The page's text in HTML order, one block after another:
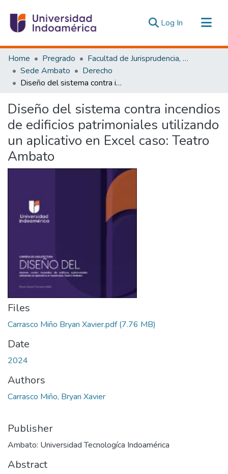
Log In (current)
Communities & Collections
All of DSpace
Statistics
Home Pregrado
Facultad de Jurisprudencia, Ciencias Políticas y Económicas
Sede Ambato
Derecho
Diseño del sistema contra incendios de edificios patrimoniales utilizando un aplicativo en Excel caso: Teatro Ambato
Diseño del sistema contra incendios
de edificios patrimoniales utilizando
un aplicativo en Excel caso: Teatro
Ambato
Files
Carrasco Miño Bryan Xavier.pdf(7.76 MB)
Date
2024
Authors
Carrasco Miño, Bryan Xavier
Publisher
Ambato: Universidad Tecnologíca Indoamérica
Abstract